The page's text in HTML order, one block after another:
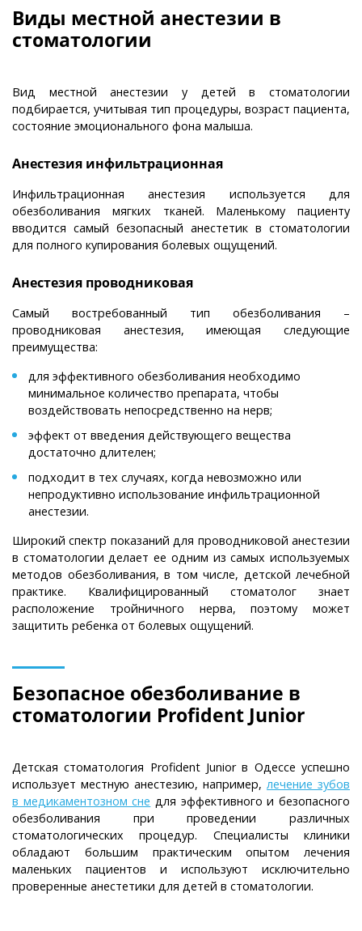
Виды местной анестезии в
стоматологии
Вид местной анестезии у детей в стоматологии
подбирается, учитывая тип процедуры, возраст пациента,
состояние эмоционального фона малыша.
Анестезия инфильтрационная
Инфильтрационная анестезия используется для
обезболивания мягких тканей. Маленькому пациенту
вводится самый безопасный анестетик в стоматологии
для полного купирования болевых ощущений.
Анестезия проводниковая
Самый востребованный тип обезболивания –
проводниковая анестезия, имеющая следующие
преимущества:
для эффективного обезболивания необходимо
минимальное количество препарата, чтобы
воздействовать непосредственно на нерв;
эффект от введения действующего вещества
достаточно длителен;
подходит в тех случаях, когда невозможно или
непродуктивно использование инфильтрационной
анестезии.
Широкий спектр показаний для проводниковой анестезии
в стоматологии делает ее одним из самых используемых
методов обезболивания, в том числе, детской лечебной
практике. Квалифицированный стоматолог знает
расположение тройничного нерва, поэтому может
защитить ребенка от болевых ощущений.
Безопасное обезболивание в
стоматологии Profident Junior
Детская стоматология Profident Junior в Одессе успешно
использует местную анестезию, например, лечение зубов
в медикаментозном сне для эффективного и безопасного
обезболивания при проведении различных
стоматологических процедур. Специалисты клиники
обладают большим практическим опытом лечения
маленьких пациентов и используют исключительно
проверенные анестетики для детей в стоматологии.